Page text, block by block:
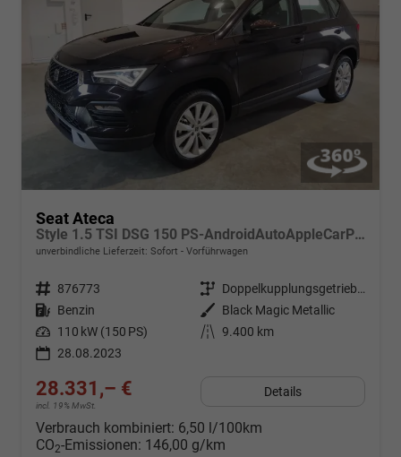
Seat Ateca
Style 1.5 TSI DSG 150 PS-AndroidAutoAppleCarPlay-AHK-el.PanoDach-Limiter-SHZ-VollLED-PDC-17"Alu-Sofort
unverbindliche Lieferzeit: Sofort Vorführwagen
Fahrzeugnr. 876773 Getriebe
Doppelkupplungsgetriebe (DSG)
Kraftstoff Benzin Außenfarbe
Black Magic Metallic
Leistung 110 kW (150 PS) Kilometerstand 9.400 km
28.08.2023
28.331,– €
incl. 19% MwSt.
Details
Verbrauch kombiniert: 6,50 l/100km
CO2-Emissionen: 146,00 g/km